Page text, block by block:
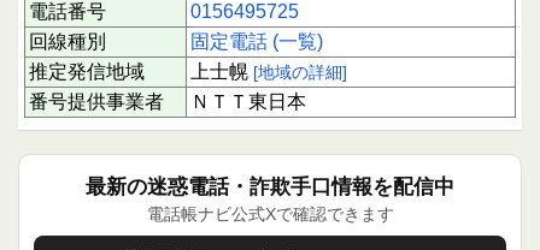
電話番号
0156495725
回線種別
固定電話 (一覧)
推定発信地域
上士幌 [地域の詳細]
番号提供事業者 ＮＴＴ東日本
最新の迷惑電話・詐欺手口情報を配信中
電話帳ナビ公式Xで確認できます